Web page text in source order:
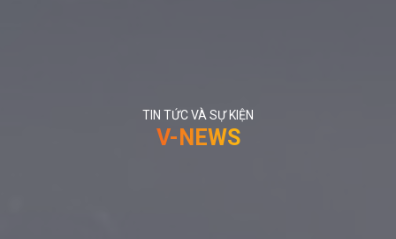
TIN TỨC VÀ SỰ KIỆN
V-NEWS